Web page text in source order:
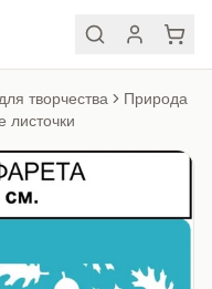
творчества
Природа
листочки